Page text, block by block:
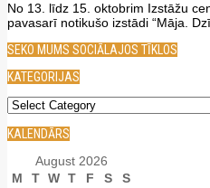
No 13. līdz 15. oktobrim Izstāžu
pavasarī notikušo izstādi “Māja.
SEKO MUMS SOCIĀLAJOS TĪKLOS
KATEGORIJAS
Kategorijas
KALENDĀRS
August 2026
M
T W T F S
S